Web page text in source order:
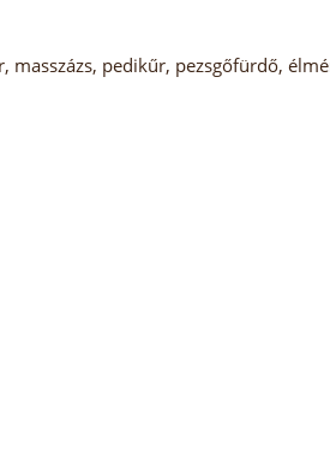
pedikűr, pezsgőfürdő,